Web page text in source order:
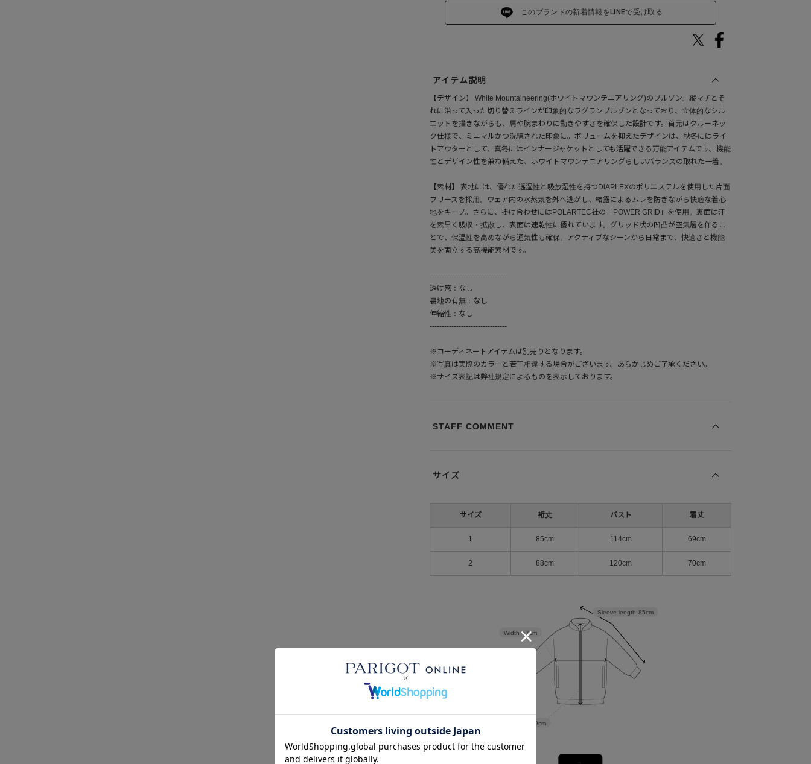
このブランドの新着情報をLINEで受け取る
アイテム説明
【デザイン】 White Mountaineering(ホワイトマウンテニアリング)のブルゾン。縦マチとそ
れに沿って入った切り替えラインが印象的なラグランブルゾンとなっており、立体的なシル
エットを描きながらも、肩や腕まわりに動きやすさを確保した設計です。首元はクルーネッ
ク仕様で、ミニマルかつ洗練された印象に。ボリュームを抑えたデザインは、秋冬にはライ
トアウターとして、真冬にはインナージャケットとしても活躍できる万能アイテムです。機能
性とデザイン性を兼ね備えた、ホワイトマウンテニアリングらしいバランスの取れた一着。
【素材】 表地には、優れた透湿性と吸放湿性を持つDiAPLEXのポリエステルを使用した片面
フリースを採用。ウェア内の水蒸気を外へ逃がし、結露によるムレを防ぎながら快適な着心
地をキープ。さらに、掛け合わせにはPOLARTEC社の「POWER GRID」を使用。裏面は汗
を素早く吸収・拡散し、表面は速乾性に優れています。グリッド状の凹凸が空気層を作るこ
とで、保温性を高めながら通気性も確保。アクティブなシーンから日常まで、快適さと機能
美を両立する高機能素材です。
--------------------------------
透け感：なし
裏地の有無：なし
伸縮性：なし
--------------------------------
※コーディネートアイテムは別売りとなります。
※写真は実際のカラーと若干相違する場合がございます。あらかじめご了承ください。
※サイズ表記は弊社規定によるものを表示しております。
STAFF COMMENT
サイズ
サイズ 裄丈 バスト 着丈
1 85cm 114cm 69cm
2 88cm 120cm 70cm
Sleeve length 85cm
69cm
Width 57cm